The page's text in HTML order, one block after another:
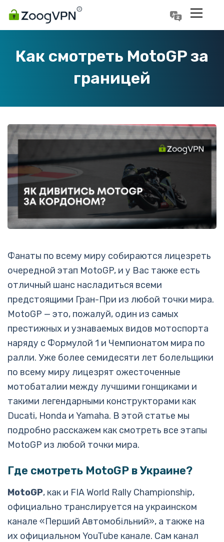
Как смотреть MotoGP за
границей
Фанаты по всему миру собираются лицезреть
очередной этап MotoGP, и у Вас также есть
отличный шанс насладиться всеми
предстоящими Гран-При из любой точки мира.
MotoGP — это, пожалуй, один из самых
престижных и узнаваемых видов мотоспорта
наряду с Формулой 1 и Чемпионатом мира по
ралли. Уже более семидесяти лет болельщики
по всему миру лицезрят ожесточенные
мотобаталии между лучшими гонщиками и
такими легендарными конструкторами как
Ducati, Honda и Yamaha. В этой статье мы
подробно расскажем как смотреть все этапы
MotoGP из любой точки мира.
Где смотреть MotoGP в Украине?
MotoGP, как и FIA World Rally Championship,
официально транслируется на украинском
канале «Перший Автомобiльний», а также на
их официальном YouTube канале. Сам канал